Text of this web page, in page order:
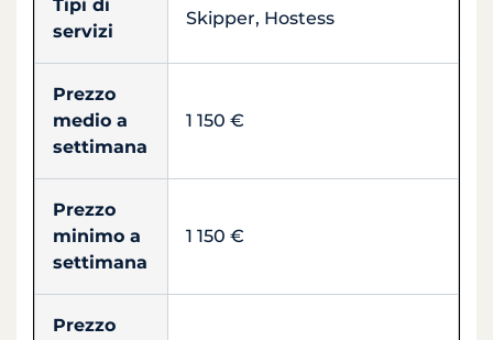
Tipi di
servizi
Skipper, Hostess
Prezzo
medio a
settimana
1 150 €
Prezzo
minimo a
settimana
1 150 €
Prezzo